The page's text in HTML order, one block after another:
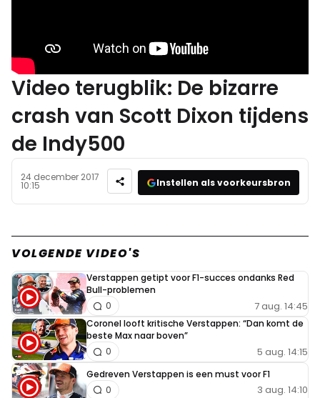
Video terugblik: De bizarre
crash van Scott Dixon tijdens
de Indy500
24 december 2017
10:15 Instellen als voorkeursbron
VOLGENDE VIDEO'S
Verstappen getipt voor F1-succes ondanks Red
Bull-problemen
7 aug. 14:45
0
Coronel looft kritische Verstappen: “Dan komt de
beste Max naar boven”
5 aug. 14:15
0
Gedreven Verstappen is een must voor F1
3 aug. 14:10
0